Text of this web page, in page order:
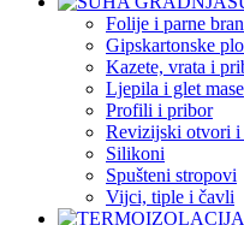
Folije i parne
Gipskartonske
Kazete, vrata i
Ljepila i glet mase
Profili i pribor
Revizijski otvori i
Silikoni
Spušteni stropovi
Vijci, tiple i čavli